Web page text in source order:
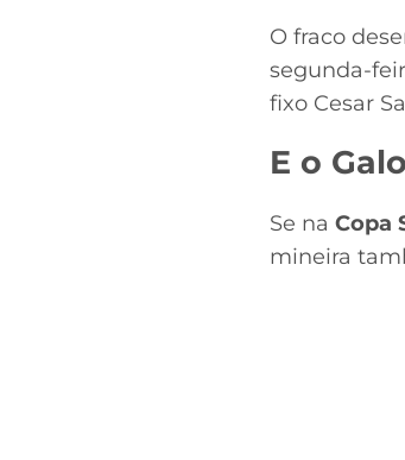
O fraco
segunda-
fixo Cesar
E o
Se na Copa
mineira